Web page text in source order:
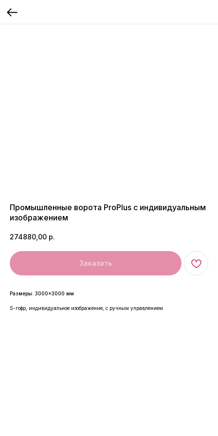
Промышленные ворота ProPlus с индивидуальным
изображением
274880,00 р.
Заказать
Размеры: 3000×3000 мм
S-гофр, индивидуальное изображение, с ручным управлением